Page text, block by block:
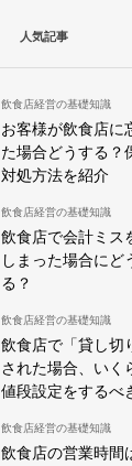
人気記事
飲食店経営の基礎知識
お客様が飲食店に
た場合どうする？
対処方法を紹介
飲食店経営の基礎知識
飲食店で会計ミス
しまった場合にど
る？
飲食店経営の基礎知識
飲食店で「貸し切
された場合、いく
値段設定をするべ
飲食店経営の基礎知識
飲食店の営業時間